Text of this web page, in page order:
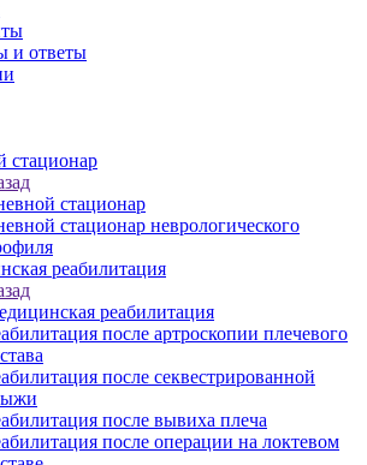
и ответы
стационар
стационар
стационар неврологического
реабилитация
реабилитация
после артроскопии плечевого
после секвестрированной
после вывиха плеча
после операции на локтевом